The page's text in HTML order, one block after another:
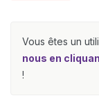
Vous êtes un
nous en
!